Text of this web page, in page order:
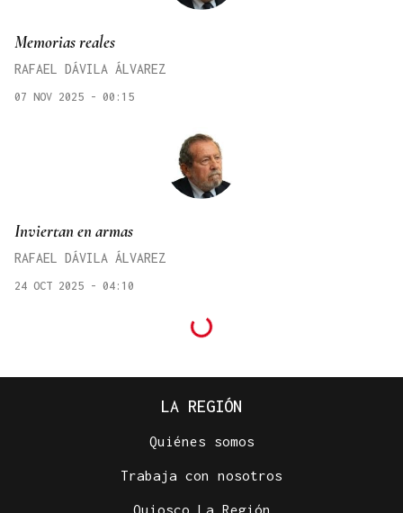
Memorias reales
RAFAEL DÁVILA ÁLVAREZ
07 NOV 2025 - 00:15
Inviertan en armas
RAFAEL DÁVILA ÁLVAREZ
24 OCT 2025 - 04:10
LA REGIÓN
Quiénes somos
Trabaja con nosotros
Quiosco La Región